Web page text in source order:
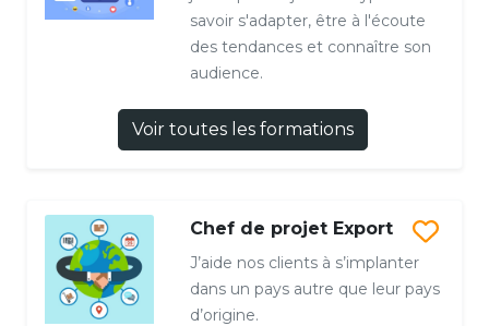
savoir s'adapter, être à l'écoute
des tendances et connaître son
audience.
Voir toutes les formations
Chef de projet Export
J’aide nos clients à s’implanter
dans un pays autre que leur pays
d’origine.